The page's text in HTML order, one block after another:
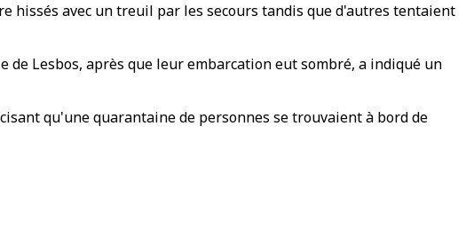
hissés avec un treuil par les secours tandis que d'autres tentaient
Lesbos, après que leur embarcation eut sombré, a indiqué un
qu'une quarantaine de personnes se trouvaient à bord de